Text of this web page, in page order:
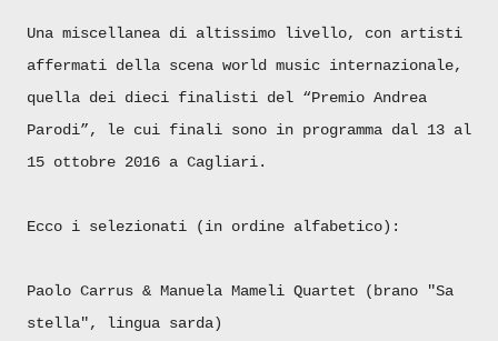
Una miscellanea di altissimo livello, con artisti
affermati della scena world music internazionale,
quella dei dieci finalisti del “Premio Andrea
Parodi”, le cui finali sono in programma dal 13 al
15 ottobre 2016 a Cagliari.
Ecco i selezionati (in ordine alfabetico):
Paolo Carrus & Manuela Mameli Quartet (brano "Sa
stella", lingua sarda)